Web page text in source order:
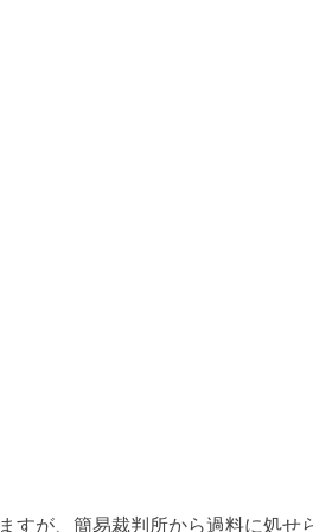
すが、簡易裁判所から過料に処せ